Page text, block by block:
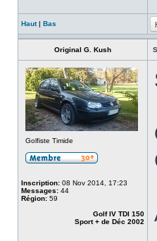
Haut| Bas
Original G. Kush
Golfiste Timide
Inscription: 08 Nov 2014, 17:23
Messages: 44
Région: 59
Golf IV TDI 150
Sport + de Déc 2002